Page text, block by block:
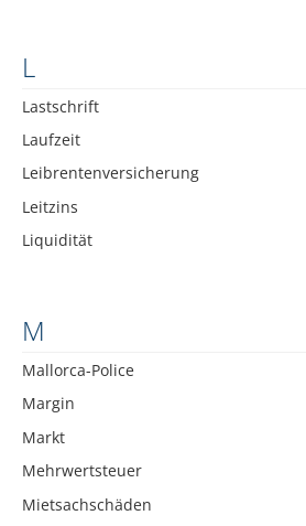
L
Lastschrift
Laufzeit
Leibrentenversicherung
Leitzins
Liquidität
M
Mallorca-Police
Margin
Markt
Mehrwertsteuer
Mietsachschäden